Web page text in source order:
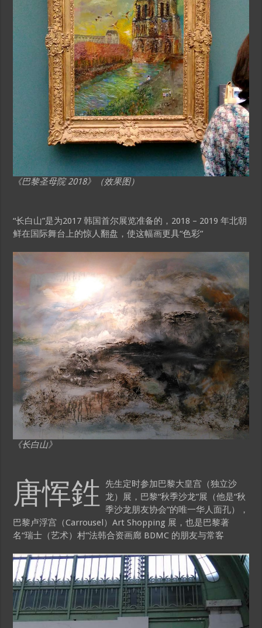
《巴黎圣母院 2018》（效果图）
“长白山”是为2017 韩国首尔展览准备的，2018 – 2019 年北朝
鲜在国际舞台上的惊人翻盘，使这幅画更具“色彩”
《长白山》
唐恽鉎
先生定时参加巴黎大皇宫（独立沙
龙）展，巴黎“秋季沙龙”展（他是“秋
季沙龙朋友协会”的唯一华人面孔），
巴黎卢浮宫（Carrousel）Art Shopping 展，也是巴黎著
名“瑞士（艺术）村”法韩合资画廊 BDMC 的朋友与常客